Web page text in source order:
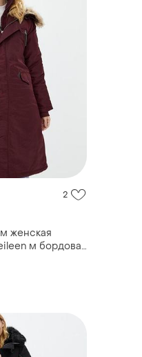
2
женская
м бордовая
курт